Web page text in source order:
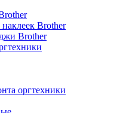
Brother
Brother
оргтехники